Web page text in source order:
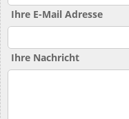
Ihre E-Mail Adresse
Ihre Nachricht